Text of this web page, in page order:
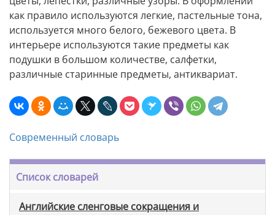
как правило используются легкие, пастельные тона,
используется много белого, бежевого цвета. В
интерьере используются такие предметы как
подушки в большом количестве, салфетки,
различные старинные предметы, антиквариат.
Современный словарь
Список словарей
Английские сленговые сокращения и